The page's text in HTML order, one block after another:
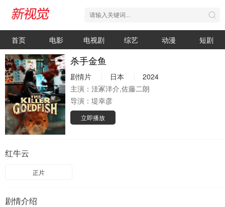
首页 电影 电视剧 综艺 动漫 短剧
杀手金鱼
剧情片 日本
2024
主演： 洼冢洋介,佐藤二朗
导演： 堤幸彦
立即播放
红牛云
正片
剧情介绍